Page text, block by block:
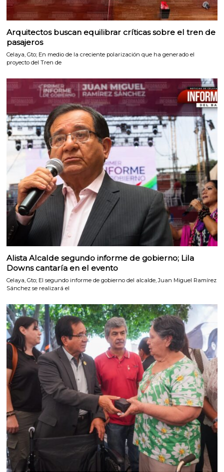
Arquitectos buscan equilibrar críticas sobre el tren de
pasajeros
Celaya, Gto; En medio de la creciente polarización que ha generado el
proyecto del Tren de
Alista Alcalde segundo informe de gobierno; Lila
Downs cantaría en el evento
Celaya, Gto; El segundo informe de gobierno del alcalde, Juan Miguel Ramírez
Sánchez se realizará el